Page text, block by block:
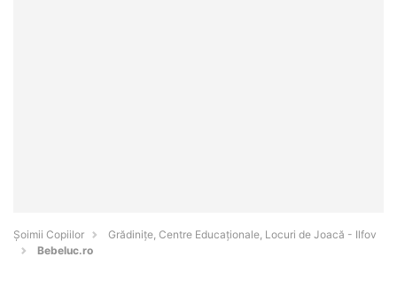
Șoimii Copiilor
Grădinițe, Centre Educaționale, Locuri de Joacă - Ilfov
Bebeluc.ro